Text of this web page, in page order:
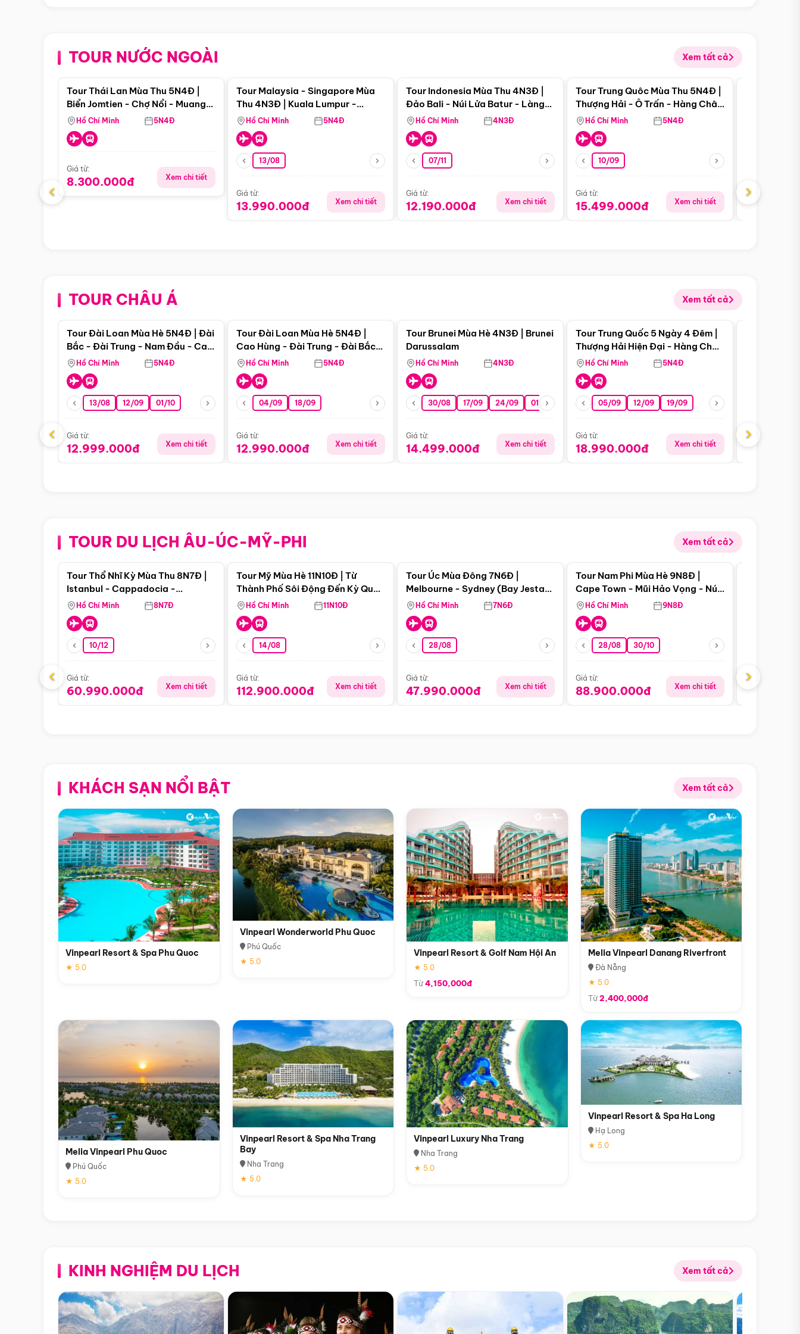
TOUR NƯỚC NGOÀI Xem tất cả
Điểm nổi bật
Tour Thái Lan Mùa Thu 5N4Đ |
Biển Jomtien - Chợ Nổi - Muang
Boran - Suanthai (Bay Vietnam
Airlines)
Hồ Chí Minh 5N4Đ
Giá từ:
8.300.000đ Xem chi tiết
Tour Malaysia - Singapore Mùa
Thu 4N3Đ | Kuala Lumpur -
Malacca - Johor Baru -
Singapore
Hồ Chí Minh 5N4Đ
13/08
Giá từ:
13.990.000đ Xem chi tiết
Tour Indonesia Mùa Thu 4N3Đ |
Đảo Bali - Núi Lửa Batur - Làng
Penglipuran
Hồ Chí Minh 4N3Đ
07/11
Giá từ:
12.190.000đ Xem chi tiết
Điểm nổi bật
Tour Trung Quôc Mùa Thu 5N4Đ |
Thượng Hải - Ô Trấn - Hàng Châu
(Tour Không Shopping)
Hồ Chí Minh 5N4Đ
10/09
Giá từ:
15.499.000đ Xem chi tiết
Giá từ:
‹ ›
TOUR CHÂU Á Xem tất cả
Điểm nổi bật
Tour Đài Loan Mùa Hè 5N4Đ | Đài
Bắc - Đài Trung - Nam Đầu - Cao
Hùng ( Bay Vn)
Hồ Chí Minh 5N4Đ
13/08 12/09 01/10
Giá từ:
12.999.000đ Xem chi tiết
Tour Đài Loan Mùa Hè 5N4Đ |
Cao Hùng - Đài Trung - Đài Bắc
(Bay Vj)
Hồ Chí Minh 5N4Đ
04/09 18/09
Giá từ:
12.990.000đ Xem chi tiết
Tour Brunei Mùa Hè 4N3Đ | Brunei
Darussalam
Hồ Chí Minh 4N3Đ
30/08 17/09 24/09 01/10 15/10 29/10
Giá từ:
14.499.000đ Xem chi tiết
Điểm nổi bật
Tour Trung Quốc 5 Ngày 4 Đêm |
Thượng Hải Hiện Đại - Hàng Châu
Nên Thơ - Ô Trấn Cổ Kính
Hồ Chí Minh 5N4Đ
05/09 12/09 19/09
Giá từ:
18.990.000đ Xem chi tiết
Giá từ:
‹ ›
TOUR DU LỊCH ÂU-ÚC-MỸ-PHI Xem tất cả
Điểm nổi bật
Tour Thổ Nhĩ Kỳ Mùa Thu 8N7Đ |
Istanbul - Cappadocia -
Pamukkale
Hồ Chí Minh 8N7Đ
10/12
Giá từ:
60.990.000đ Xem chi tiết
Tour Mỹ Mùa Hè 11N10Đ | Từ
Thành Phố Sôi Động Đến Kỳ Quan
Thiên Nhiên Mỹ
Hồ Chí Minh 11N10Đ
14/08
Giá từ:
112.900.000đ Xem chi tiết
Tour Úc Mùa Đông 7N6Đ |
Melbourne - Sydney (Bay Jestar
Airways)
Hồ Chí Minh 7N6Đ
28/08
Giá từ:
47.990.000đ Xem chi tiết
Điểm nổi bật
Tour Nam Phi Mùa Hè 9N8Đ |
Cape Town - Mũi Hảo Vọng - Núi
Bàn - Johannesburg - Pretoria -
Safari - Lodge
Hồ Chí Minh 9N8Đ
28/08 30/10
Giá từ:
88.900.000đ Xem chi tiết
Giá từ:
‹ ›
KHÁCH SẠN NỔI BẬT Xem tất cả
Vinpearl Resort & Spa Phu Quoc
★ 5.0
Vinpearl Wonderworld Phu Quoc
Phú Quốc
★ 5.0
Vinpearl Resort & Golf Nam Hội An
★ 5.0
Từ4,150,000đ
Melia Vinpearl Danang Riverfront
Đà Nẵng
★ 5.0
Từ2,400,000đ
Melia Vinpearl Phu Quoc
Phú Quốc
★ 5.0
Vinpearl Resort & Spa Nha Trang
Bay
Nha Trang
★ 5.0
Vinpearl Luxury Nha Trang
Nha Trang
★ 5.0
Vinpearl Resort & Spa Ha Long
Hạ Long
★ 5.0
KINH NGHIỆM DU LỊCH Xem tất cả